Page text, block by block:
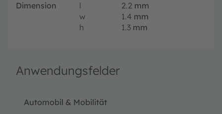
Dimension l 2.2 mm
w
1.4 mm
h
1.3 mm
Anwendungsfelder
Automobil & Mobilität